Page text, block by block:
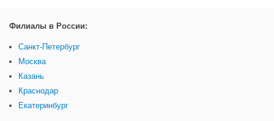
Филиалы в России:
Санкт-Петербург
Москва
Казань
Краснодар
Екатеринбург